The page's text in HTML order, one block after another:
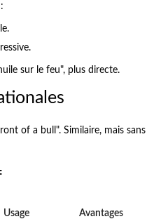
sur le feu", plus directe.
of a bull". Similaire, mais sans
Usage Avantages